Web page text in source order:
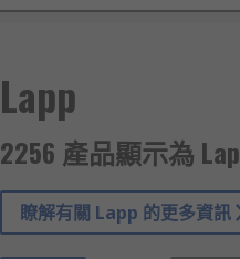
Lapp
2256 產品顯示為
瞭解有關 Lapp 的更多資訊